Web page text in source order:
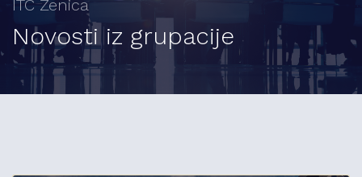
ITC Zenica
Novosti iz grupacije